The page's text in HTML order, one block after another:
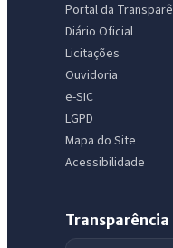
Portal da
Diário Oficial
Licitações
Ouvidoria
e-SIC
LGPD
Mapa do Site
Acessibilidade
Transparência